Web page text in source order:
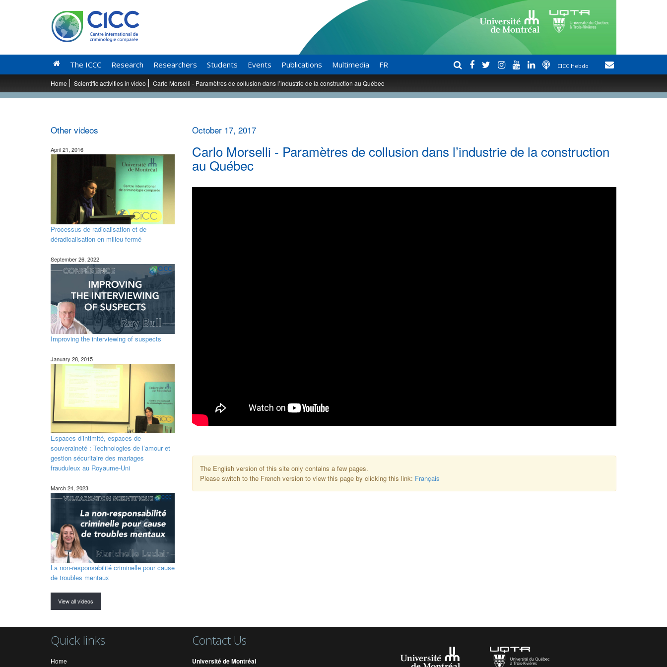
The ICCC Research Researchers Students Events Publications Multimedia FR CICC Hebdo
Home Scientific activities in video Carlo Morselli - Paramètres de collusion dans l’industrie de la construction au Québec
October 17, 2017
Carlo Morselli - Paramètres de collusion dans l’industrie de la construction
au Québec
The English version of this site only contains a few pages.
Please switch to the French version to view this page by clicking this link: Français
Other videos
April 21, 2016
Processus de radicalisation et de
déradicalisation en milieu fermé
September 26, 2022
Improving the interviewing of suspects
January 28, 2015
Espaces d’intimité, espaces de
souveraineté : Technologies de l’amour et
gestion sécuritaire des mariages
frauduleux au Royaume-Uni
March 24, 2023
La non-responsabilité criminelle pour cause
de troubles mentaux
View all videos
Quick links
Home
Contact Us
Université de Montréal